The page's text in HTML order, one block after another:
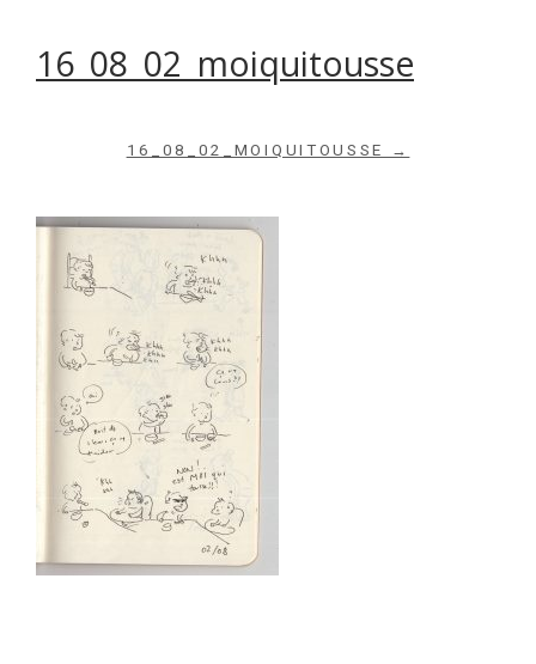
Rechercher dans le site
16_08_02_moiquitousse
16_08_02_MOIQUITOUSSE →